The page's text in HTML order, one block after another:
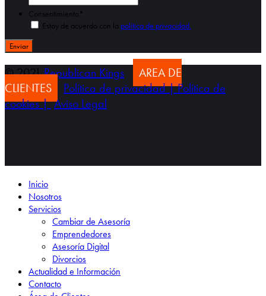
Consentimiento *
Estoy de acuerdo con la política de privacidad.
© 2021Republican Kings
AREA DE
CLIENTES
Política de privacidad |Política de
cookies |Aviso Legal
Inicio
Nosotros
Servicios
Cambiar de Asesoría
Emprendedores
Asesoría Digital
Divorcios
Actualidad e Información
Contacto